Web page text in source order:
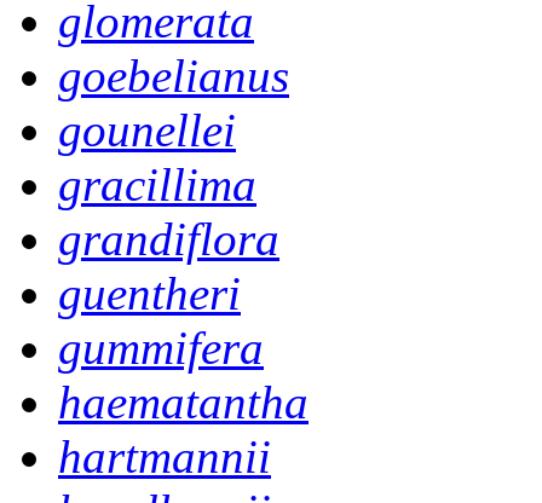
glomerata
goebelianus
gounellei
gracillima
grandiflora
guentheri
gummifera
haematantha
hartmannii